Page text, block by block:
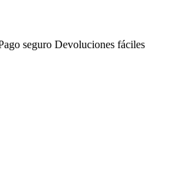
seguro Devoluciones fáciles